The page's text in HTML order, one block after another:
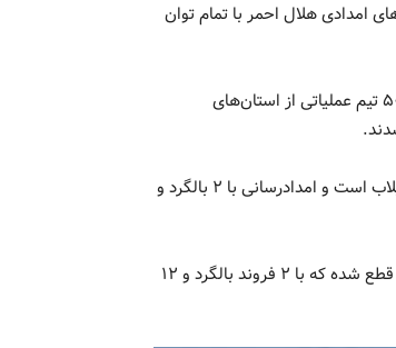
هلال احمر با تمام توان
وی در ادامه اضافه کرد: بیش از ۱۵۰ تیم عملیاتی در حال امدادرسانی هستند که ۵۰ تیم عملیاتی از استان‌های
به گفته سلیمانی ١٨٤٠ روستا در ١١ شهرستان سيستان و بلوچستان تحت تأثير سيلاب است و امدادرسانى با ٢ بالگرد و
دبیرکل جمعيت هلال احمر خاطرنشان کرد: راه ارتباطی تعداد محدودى از روستاها قطع شده كه با ٢ فروند بالگرد و ١٢